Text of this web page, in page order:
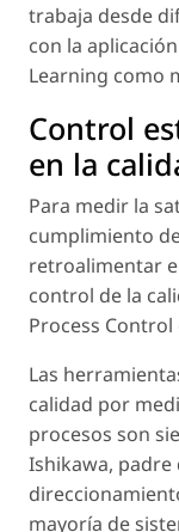
trabaja desde
con la
Learning como
Control
en la
Para medir la
cumplimiento
retroalimentar
control de la
Process Control
Las
calidad por
procesos son
Ishikawa, padre
mayoría de